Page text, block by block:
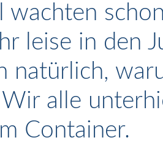
wachten
leise in den
natürlich,
alle
Container.